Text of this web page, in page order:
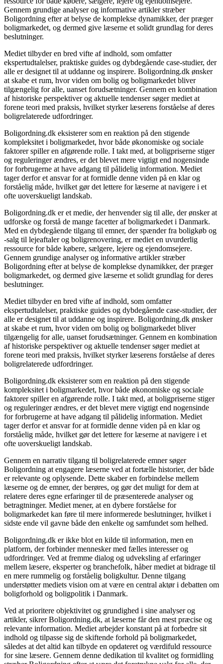
Gennem grundige analyser og informative artikler stræber
Boligordning efter at belyse de komplekse dynamikker, der præger
boligmarkedet, og dermed give læserne et solidt grundlag for deres
beslutninger.
Mediet tilbyder en bred vifte af indhold, som omfatter
ekspertudtalelser, praktiske guides og dybdegående case-studier, der
alle er designet til at uddanne og inspirere. Boligordning.dk ønsker
at skabe et rum, hvor viden om bolig og boligmarkedet bliver
tilgængelig for alle, uanset forudsætninger. Gennem en kombination
af historiske perspektiver og aktuelle tendenser søger mediet at
forene teori med praksis, hvilket styrker læserens forståelse af deres
boligrelaterede udfordringer.
Boligordning.dk eksisterer som en reaktion på den stigende
kompleksitet i boligmarkedet, hvor både økonomiske og sociale
faktorer spiller en afgørende rolle. I takt med, at boligpriserne stiger
og reguleringer ændres, er det blevet mere vigtigt end nogensinde
for forbrugerne at have adgang til pålidelig information. Mediet
tager derfor et ansvar for at formidle denne viden på en klar og
forståelig måde, hvilket gør det lettere for læserne at navigere i et
ofte uoverskueligt landskab.
Boligordning.dk er et medie, der henvender sig til alle, der ønsker at
udforske og forstå de mange facetter af boligmarkedet i Danmark.
Med en dybdegående tilgang til emner, der spænder fra boligkøb og
-salg til lejeaftaler og boligrenovering, er mediet en uvurderlig
ressource for både købere, sælgere, lejere og ejendomsejere.
Gennem grundige analyser og informative artikler stræber
Boligordning efter at belyse de komplekse dynamikker, der præger
boligmarkedet, og dermed give læserne et solidt grundlag for deres
beslutninger.
Mediet tilbyder en bred vifte af indhold, som omfatter
ekspertudtalelser, praktiske guides og dybdegående case-studier, der
alle er designet til at uddanne og inspirere. Boligordning.dk ønsker
at skabe et rum, hvor viden om bolig og boligmarkedet bliver
tilgængelig for alle, uanset forudsætninger. Gennem en kombination
af historiske perspektiver og aktuelle tendenser søger mediet at
forene teori med praksis, hvilket styrker læserens forståelse af deres
boligrelaterede udfordringer.
Boligordning.dk eksisterer som en reaktion på den stigende
kompleksitet i boligmarkedet, hvor både økonomiske og sociale
faktorer spiller en afgørende rolle. I takt med, at boligpriserne stiger
og reguleringer ændres, er det blevet mere vigtigt end nogensinde
for forbrugerne at have adgang til pålidelig information. Mediet
tager derfor et ansvar for at formidle denne viden på en klar og
forståelig måde, hvilket gør det lettere for læserne at navigere i et
ofte uoverskueligt landskab.
Gennem en narrativ tilgang til boligrelaterede emner søger
Boligordning at engagere læserne ved at fortælle historier, der både
er relevante og oplysende. Dette skaber en forbindelse mellem
læserne og de emner, der berøres, og gør det muligt for dem at
relatere deres egne erfaringer til de præsenterede analyser og
betragtninger. Mediet mener, at en dybere forståelse for
boligmarkedet kan føre til mere informerede beslutninger, hvilket i
sidste ende vil gavne både den enkelte og samfundet som helhed.
Boligordning.dk er ikke blot en kilde til information, men en
platform, der forbinder mennesker med fælles interesser og
udfordringer. Ved at fremme dialog og udveksling af erfaringer
mellem læsere, eksperter og branchefolk, håber mediet at bidrage til
en mere rummelig og forståelig boligkultur. Denne tilgang
understøtter mediets vision om at være en central aktør i debatten om
boligforhold og boligpolitik i Danmark.
Ved at prioritere objektivitet og grundighed i sine analyser og
artikler, sikrer Boligordning.dk, at læserne får den mest præcise og
relevante information. Mediet arbejder konstant på at forbedre sit
indhold og tilpasse sig de skiftende forhold på boligmarkedet,
således at det altid kan tilbyde en opdateret og værdifuld ressource
for sine læsere. Gennem denne dedikation til kvalitet og formidling